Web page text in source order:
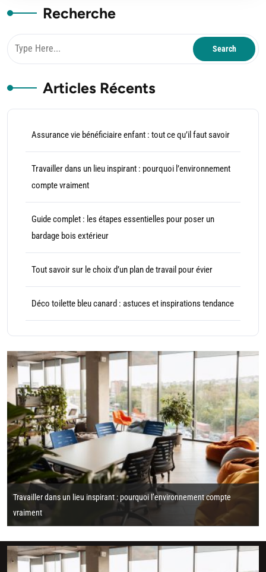
Recherche
Articles Récents
Assurance vie bénéficiaire enfant : tout ce qu’il faut savoir
Travailler dans un lieu inspirant : pourquoi l’environnement
compte vraiment
Guide complet : les étapes essentielles pour poser un
bardage bois extérieur
Tout savoir sur le choix d’un plan de travail pour évier
Déco toilette bleu canard : astuces et inspirations tendance
Travailler dans un lieu inspirant : pourquoi l’environnement compte
vraiment